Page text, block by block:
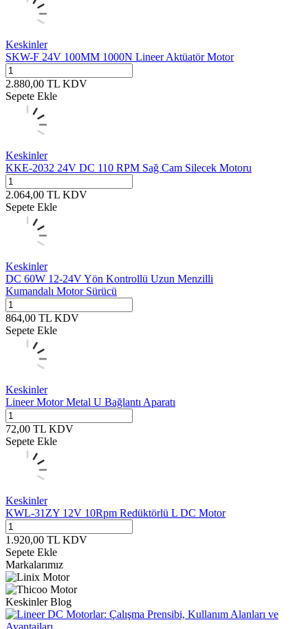
Keskinler
SKW-F 24V 100MM 1000N Lineer Aktüatör Motor
2.880,00 TL KDV
Sepete Ekle
Keskinler
KKE-2032 24V DC 110 RPM Sağ Cam Silecek Motoru
2.064,00 TL KDV
Sepete Ekle
Keskinler
DC 60W 12-24V Yön Kontrollü Uzun Menzilli
Kumandalı Motor Sürücü
864,00 TL KDV
Sepete Ekle
Keskinler
Lineer Motor Metal U Bağlantı Aparatı
72,00 TL KDV
Sepete Ekle
Keskinler
KWL-31ZY 12V 10Rpm Redüktörlü L DC Motor
1.920,00 TL KDV
Sepete Ekle
Markalarımız
Keskinler Blog